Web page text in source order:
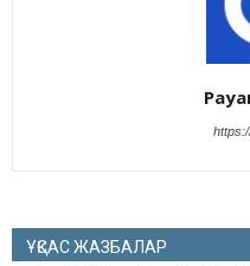
ҰҚСАС ЖАЗБАЛАР